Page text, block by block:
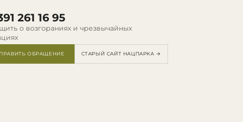
261 16 95
о возгораниях и чрезвычайных
ОБРАЩЕНИЕ СТАРЫЙ САЙТ НАЦПАРКА →